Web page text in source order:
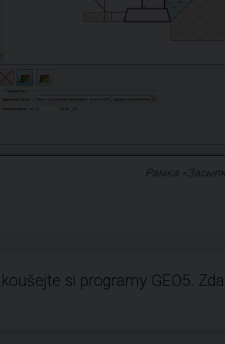
Рамка
si programy GEO5.